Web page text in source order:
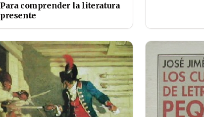
Para comprender la literatura
presente